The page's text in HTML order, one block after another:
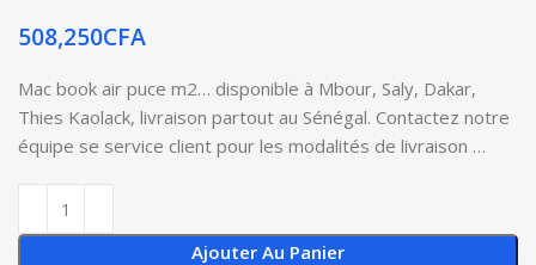
508,250CFA
Mac book air puce m2… disponible à Mbour, Saly, Dakar,
Thies Kaolack, livraison partout au Sénégal. Contactez notre
équipe se service client pour les modalités de livraison …
Ajouter Au Panier